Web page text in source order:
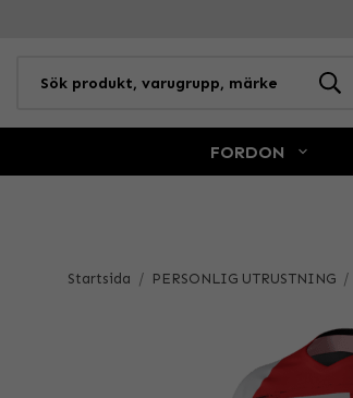
FORDON
Startsida / PERSONLIG UTRUSTNING /